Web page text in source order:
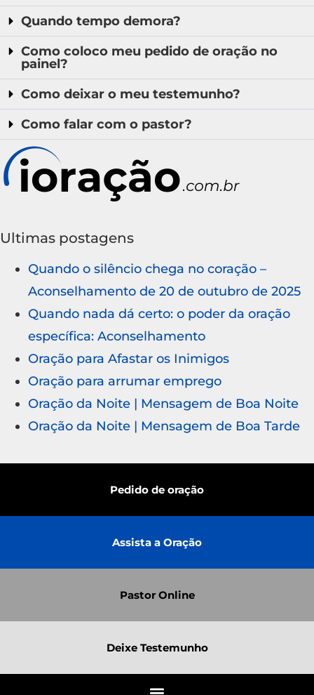
Quando tempo demora?
Como coloco meu pedido de oração no
painel?
Como deixar o meu testemunho?
Como falar com o pastor?
Ultimas postagens
Quando o silêncio chega no coração –
Aconselhamento de 20 de outubro de 2025
Quando nada dá certo: o poder da oração
específica: Aconselhamento
Oração para Afastar os Inimigos
Oração para arrumar emprego
Oração da Noite | Mensagem de Boa Noite
Oração da Noite | Mensagem de Boa Tarde
Pedido de oração
Assista a Oração
Pastor Online
Deixe Testemunho